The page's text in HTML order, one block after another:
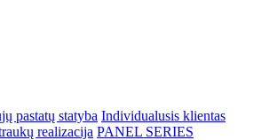
pastatų statyba Individualusis klientas
realizacija PANEL SERIES